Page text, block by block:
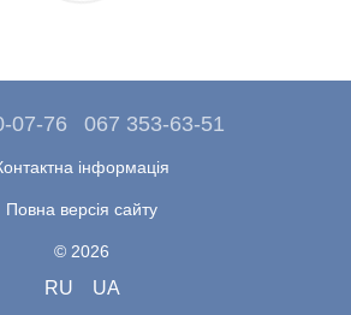
07-76 067 353-63-51
інформація
Повна версія сайту
© 2026
RU UA